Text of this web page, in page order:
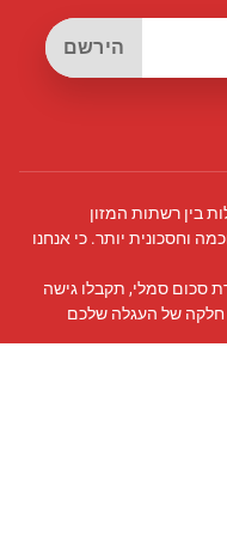
הירשם
בין רשתות המזון
וחסכונית יותר. כי אנחנו
סכום סמלי, תקבלו גישה
חלקה של העגלה שלכם